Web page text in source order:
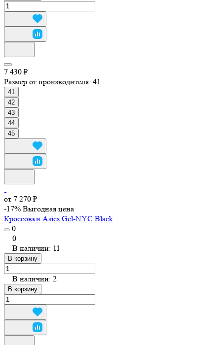
7 430 ₽
Размер от производителя: 41
41
42
43
44
45
от 7 270 ₽
-17% Выгодная цена
Кроссовки Asics Gel-NYC Black
0
0
В наличии: 11
В корзину
В наличии: 2
В корзину